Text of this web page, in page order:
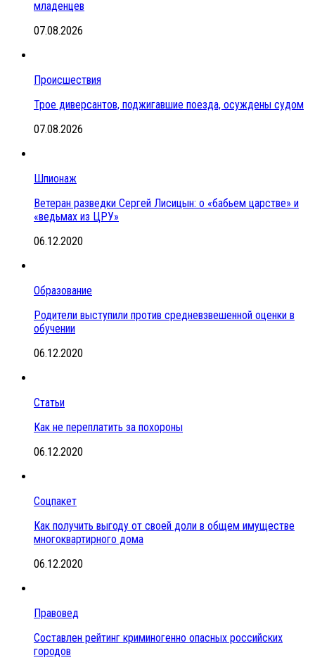
младенцев
07.08.2026
Происшествия
Трое диверсантов, поджигавшие поезда, осуждены судом
07.08.2026
Шпионаж
Ветеран разведки Сергей Лисицын: о «бабьем царстве» и
«ведьмах из ЦРУ»
06.12.2020
Образование
Родители выступили против средневзвешенной оценки в
обучении
06.12.2020
Статьи
Как не переплатить за похороны
06.12.2020
Соцпакет
Как получить выгоду от своей доли в общем имуществе
многоквартирного дома
06.12.2020
Правовед
Составлен рейтинг криминогенно опасных российских
городов